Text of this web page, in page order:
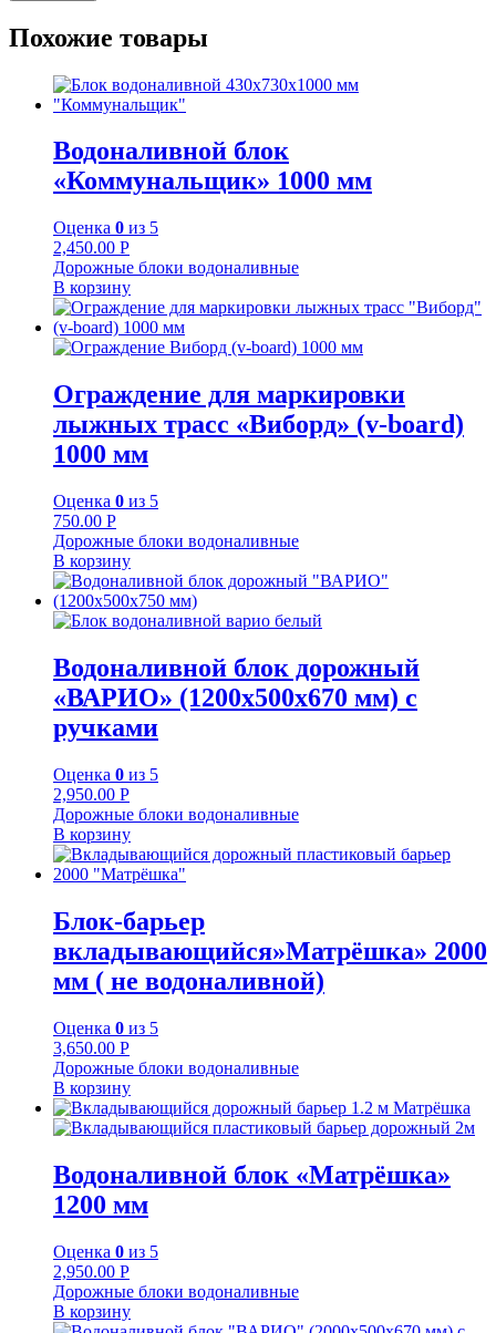
Похожие товары
Водоналивной блок
«Коммунальщик» 1000 мм
Оценка 0 из 5
2,450.00 Р
Дорожные блоки водоналивные
В корзину
Ограждение для маркировки
лыжных трасс «Виборд» (v-board)
1000 мм
Оценка 0 из 5
750.00 Р
Дорожные блоки водоналивные
В корзину
Водоналивной блок дорожный
«ВАРИО» (1200х500х670 мм) с
ручками
Оценка 0 из 5
2,950.00 Р
Дорожные блоки водоналивные
В корзину
Блок-барьер
вкладывающийся»Матрёшка» 2000
мм ( не водоналивной)
Оценка 0 из 5
3,650.00 Р
Дорожные блоки водоналивные
В корзину
Водоналивной блок «Матрёшка»
1200 мм
Оценка 0 из 5
2,950.00 Р
Дорожные блоки водоналивные
В корзину